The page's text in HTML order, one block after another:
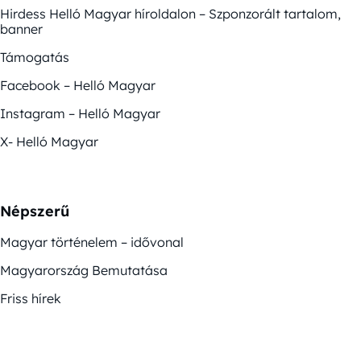
Hirdess Helló Magyar híroldalon – Szponzorált tartalom,
banner
Támogatás
Facebook – Helló Magyar
Instagram – Helló Magyar
X- Helló Magyar
Népszerű
Magyar történelem – idővonal
Magyarország Bemutatása
Friss hírek